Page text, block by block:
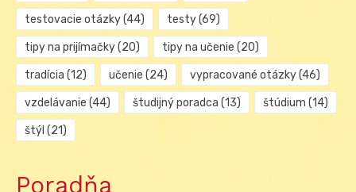
testovacie otázky(44) testy(69)
tipy na prijímačky(20) tipy na učenie (20)
tradícia (12) učenie (24) vypracované otázky(46)
vzdelávanie (44) študijný poradca (13) štúdium (14)
štýl (21)
Poradňa